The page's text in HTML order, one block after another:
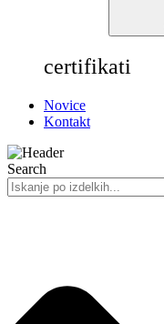
certifikati
Novice
Kontakt
Search